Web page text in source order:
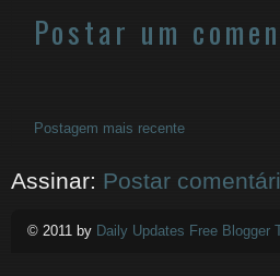
Postar um
Postagem mais recente
Assinar: Postar
© 2011 by Daily Updates Free Blogger